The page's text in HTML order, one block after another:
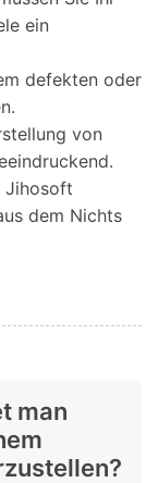
ein
defekten oder
von
Jihosoft
dem Nichts
man